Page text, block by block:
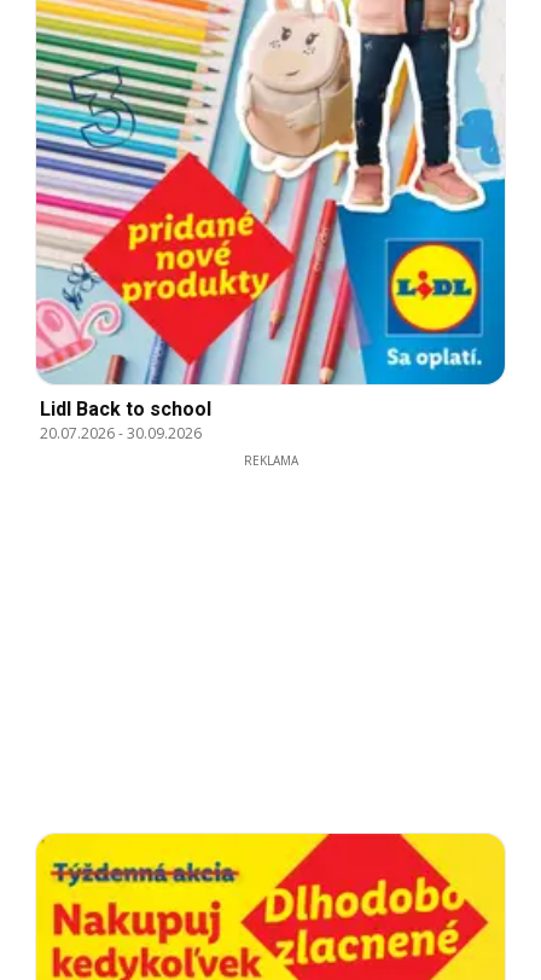
Lidl Back to school
20.07.2026-30.09.2026
REKLAMA